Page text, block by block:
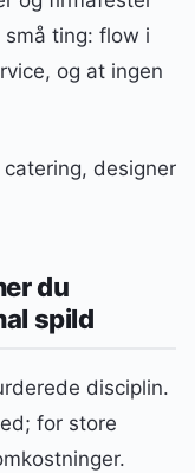
ting: flow i
og at ingen
designer
du
spild
disciplin.
for store